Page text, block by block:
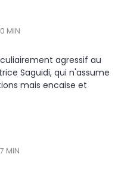
MIN
agressif au
Saguidi, qui n'assume
mais encaise et
MIN